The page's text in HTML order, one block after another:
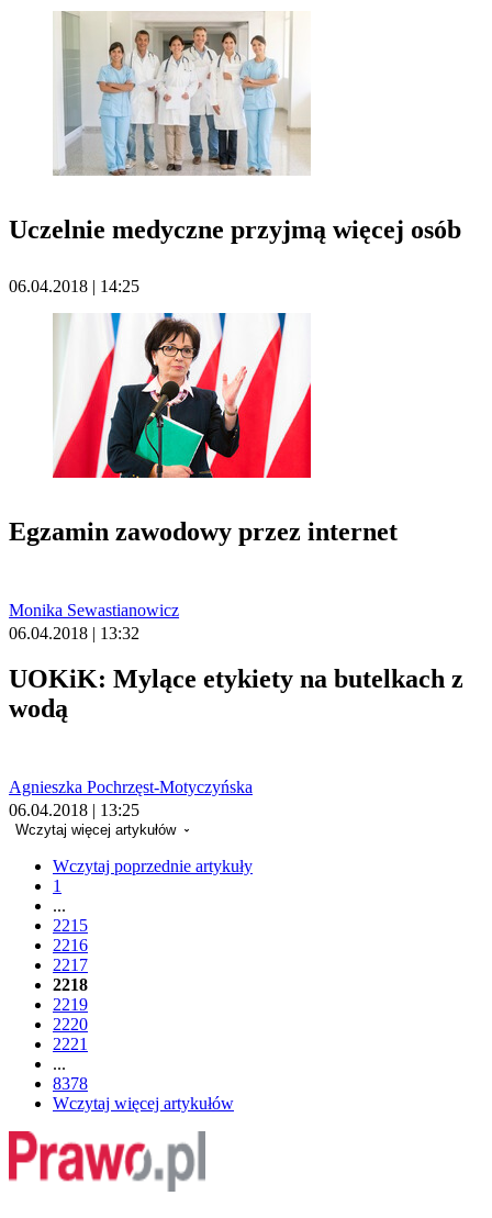
Uczelnie medyczne przyjmą więcej osób
06.04.2018 | 14:25
Egzamin zawodowy przez internet
Monika Sewastianowicz
06.04.2018 | 13:32
UOKiK: Mylące etykiety na butelkach z
wodą
Agnieszka Pochrzęst-Motyczyńska
06.04.2018 | 13:25
Wczytaj więcej artykułów
Wczytaj poprzednie artykuły
1
...
2215
2216
2217
2218
2219
2220
2221
...
8378
Wczytaj więcej artykułów